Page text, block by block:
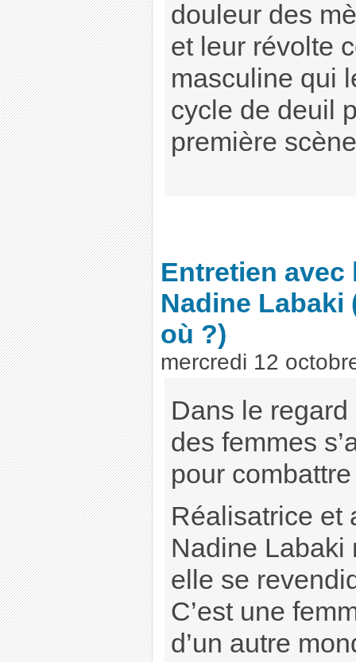
douleur des
et leur révolte
masculine qui
cycle de deuil
première
Entretien avec
Nadine Labaki
où ?)
mercredi 12
Dans le
des femmes
pour
Réalisatrice et
Nadine Labaki
elle se
C’est une
d’un autre